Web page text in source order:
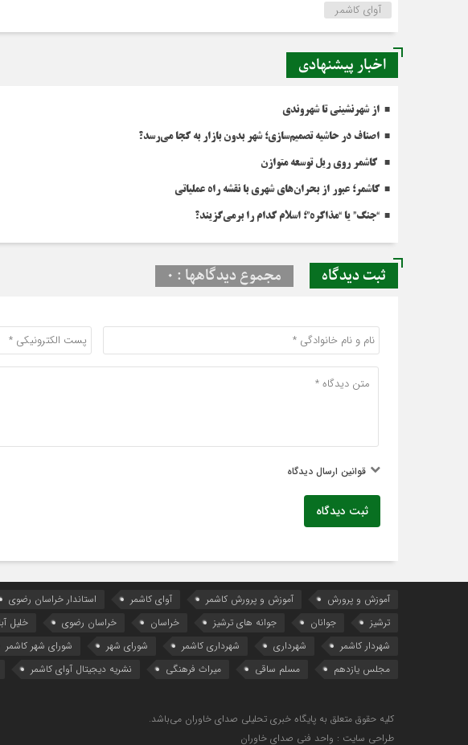
آوای کاشمر
اخبار پیشنهادی
از شهرنشینی تا شهروندی
اصناف در حاشیه تصمیم‌سازی؛ شهر بدون بازار به کجا می‌رسد؟
کاشمر روی ریل توسعه متوازن
کاشمر؛ عبور از بحران‌های شهری با نقشه راه عملیاتی
“جنگ” یا “مذاکره”؛ اسلام کدام را برمی‌گزیند؟
ثبت دیدگاه مجموع دیدگاهها : 0
قوانین ارسال دیدگاه
ثبت دیدگاه
آموزش و پرورش آموزش و پرورش کاشمر آوای کاشمر استاندار خراسان رضوی
ترشیز
جوانان جوانه های ترشیز خراسان خراسان رضوی خلیل
شهردار کاشمر
شهرداری شهرداری کاشمر شورای شهر شورای شهر کاشمر
مجلس یازدهم
مسلم ساقی میراث فرهنگی نشریه دیجیتال آوای کاشمر
کلیه حقوق متعلق به پایگاه خبری تحلیلی صدای خاوران می‌باشد.
طراحی سایت : واحد فنی صدای خاوران